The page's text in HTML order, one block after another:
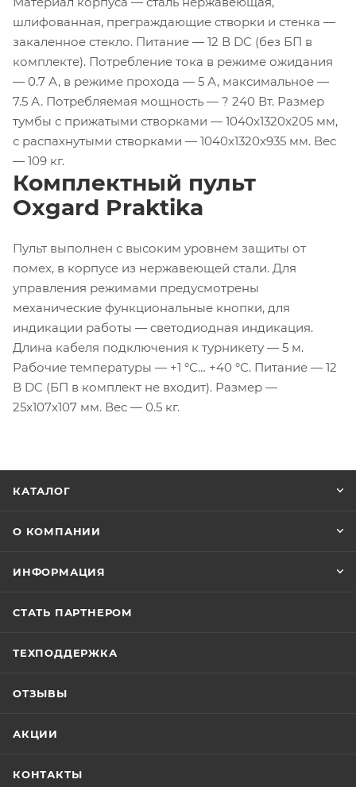
шлифованная, преграждающие створки и стенка —
закаленное стекло. Питание — 12 В DC (без БП в
комплекте). Потребление тока в режиме ожидания
— 0.7 А, в режиме прохода — 5 А, максимальное —
7.5 А. Потребляемая мощность — ? 240 Вт. Размер
тумбы с прижатыми створками — 1040x1320x205 мм,
с распахнутыми створками — 1040x1320x935 мм. Вес
— 109 кг.
Комплектный пульт
Oxgard Praktika
Пульт выполнен с высоким уровнем защиты от
помех, в корпусе из нержавеющей стали. Для
управления режимами предусмотрены
механические функциональные кнопки, для
индикации работы — светодиодная индикация.
Длина кабеля подключения к турникету — 5 м.
Рабочие температуры — +1 °С… +40 °С. Питание — 12
В DC (БП в комплект не входит). Размер —
25x107x107 мм. Вес — 0.5 кг.
КАТАЛОГ
О КОМПАНИИ
ИНФОРМАЦИЯ
СТАТЬ ПАРТНЕРОМ
ТЕХПОДДЕРЖКА
ОТЗЫВЫ
АКЦИИ
КОНТАКТЫ